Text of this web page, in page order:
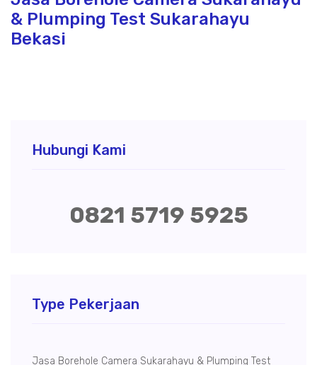
& Plumping Test Sukarahayu
Bekasi
Hubungi Kami
0821 5719 5925
Type Pekerjaan
Jasa Borehole Camera Sukarahayu & Plumping Test